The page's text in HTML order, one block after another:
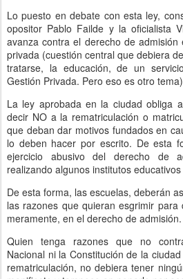
Lo puesto en debate con esta ley,
opositor Pablo Failde y la oficialista
avanza contra el derecho de
privada (cuestión central que debiera
tratarse, la educación, de un
Gestión Privada. Pero eso es otro tema)
La ley aprobada en la ciudad obliga
decir NO a la rematriculación o
que deban dar motivos fundados en
lo deben hacer por escrito. De esta
ejercicio abusivo del derecho de
realizando algunos institutos
De esta forma, las escuelas, deberán
las razones que quieran esgrimir
meramente, en el derecho de admisión.
Quien tenga razones que no
Nacional ni la Constitución de la
rematriculación, no debiera tener